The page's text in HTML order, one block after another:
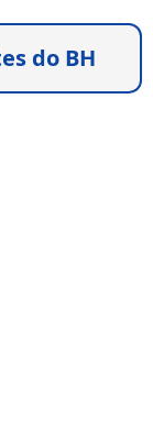
do BH